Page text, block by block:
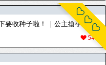
[yagdon] 公主抢孕大作战 | 公主殿下要收种子啦！ | 公主搶孕大作戰 | 公主殿下要收種子啦！1-41 [Chinese] [Ongoing]
545